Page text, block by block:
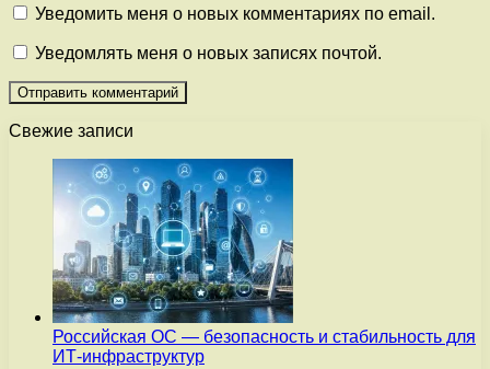
Уведомить меня о новых комментариях по email.
Уведомлять меня о новых записях почтой.
Свежие записи
Российская ОС — безопасность и стабильность для
ИТ-инфраструктур